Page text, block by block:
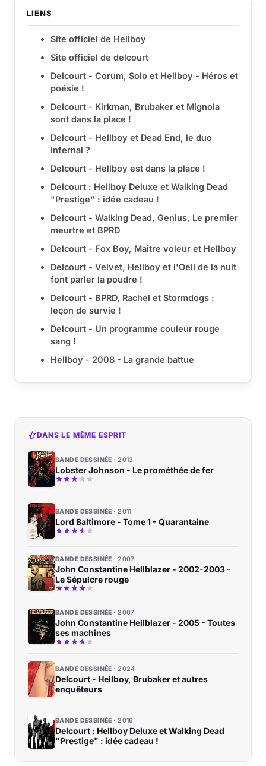
LIENS
Site officiel de Hellboy
Site officiel de delcourt
Delcourt - Corum, Solo et Hellboy - Héros et
poésie !
Delcourt - Kirkman, Brubaker et Mignola
sont dans la place !
Delcourt - Hellboy et Dead End, le duo
infernal ?
Delcourt - Hellboy est dans la place !
Delcourt : Hellboy Deluxe et Walking Dead
"Prestige" : idée cadeau !
Delcourt - Walking Dead, Genius, Le premier
meurtre et BPRD
Delcourt - Fox Boy, Maître voleur et Hellboy
Delcourt - Velvet, Hellboy et l'Oeil de la nuit
font parler la poudre !
Delcourt - BPRD, Rachel et Stormdogs :
leçon de survie !
Delcourt - Un programme couleur rouge
sang !
Hellboy - 2008 - La grande battue
DANS LE MÊME ESPRIT
BANDE DESSINÉE 2013
Lobster Johnson - Le prométhée de fer
BANDE DESSINÉE 2011
Lord Baltimore - Tome 1 - Quarantaine
BANDE DESSINÉE 2007
John Constantine Hellblazer - 2002-2003 -
Le Sépulcre rouge
BANDE DESSINÉE 2007
John Constantine Hellblazer - 2005 - Toutes
ses machines
BANDE DESSINÉE 2024
Delcourt - Hellboy, Brubaker et autres
enquêteurs
BANDE DESSINÉE 2016
Delcourt : Hellboy Deluxe et Walking Dead
"Prestige" : idée cadeau !